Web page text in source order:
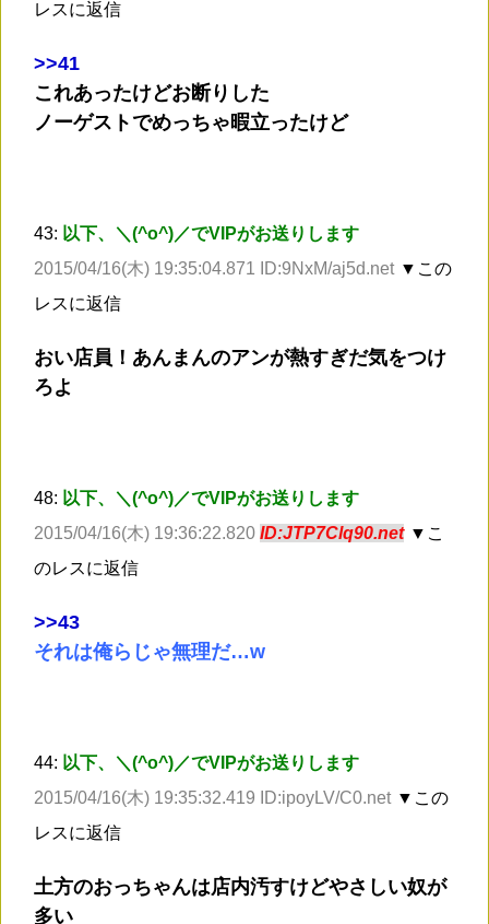
レスに返信
>>41
これあったけどお断りした
ノーゲストでめっちゃ暇立ったけど
43: 以下、＼(^o^)／でVIPがお送りします
2015/04/16(木) 19:35:04.871 ID:9NxM/aj5d.net ▼この
レスに返信
おい店員！あんまんのアンが熱すぎだ気をつけ
ろよ
48: 以下、＼(^o^)／でVIPがお送りします
2015/04/16(木) 19:36:22.820 ID:JTP7Clq90.net ▼こ
のレスに返信
>>43
それは俺らじゃ無理だ…w
44: 以下、＼(^o^)／でVIPがお送りします
2015/04/16(木) 19:35:32.419 ID:ipoyLV/C0.net ▼この
レスに返信
土方のおっちゃんは店内汚すけどやさしい奴が
多い